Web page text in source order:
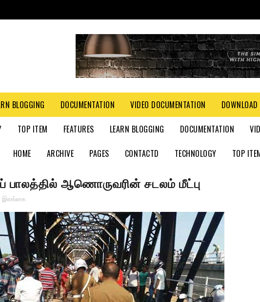
BLOGGING DOCUMENTATION VIDEO DOCUMENTATION
TOP ITEM FEATURES LEARN BLOGGING DOCUMENTATION
HOME ARCHIVE PAGES CONTACTD TECHNOLOGY TOP
பாலத்தில் ஆணொருவரின் சடலம் மீட்பு
இலங்கை